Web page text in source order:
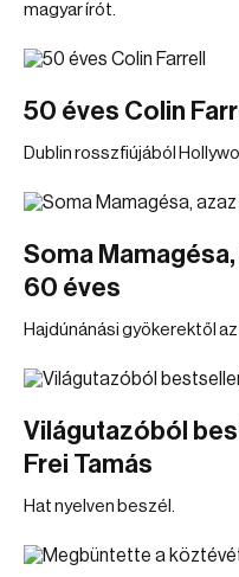
magyar írót.
50 éves Colin
Dublin rosszfiújából
Soma
60 éves
Hajdúnánási gyökerektől
Világutazóból
Frei Tamás
Hat nyelven beszél.